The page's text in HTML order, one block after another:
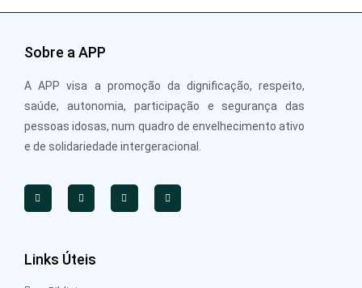
Sobre a APP
A APP visa a promoção da dignificação, respeito,
saúde, autonomia, participação e segurança das
pessoas idosas, num quadro de envelhecimento ativo
e de solidariedade intergeracional.
Links Úteis